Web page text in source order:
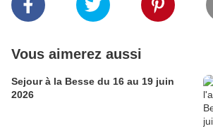
Vous aimerez aussi
Sejour à la Besse du 16 au 19 juin
2026